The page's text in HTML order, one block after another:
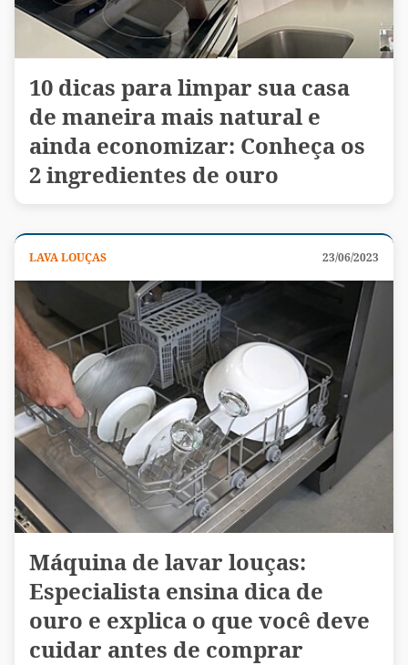
10 dicas para limpar sua casa
de maneira mais natural e
ainda economizar: Conheça os
2 ingredientes de ouro
LAVA LOUÇAS 23/06/2023
Máquina de lavar louças:
Especialista ensina dica de
ouro e explica o que você deve
cuidar antes de comprar